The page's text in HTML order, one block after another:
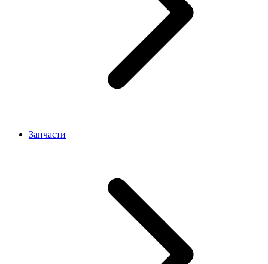
Запчасти